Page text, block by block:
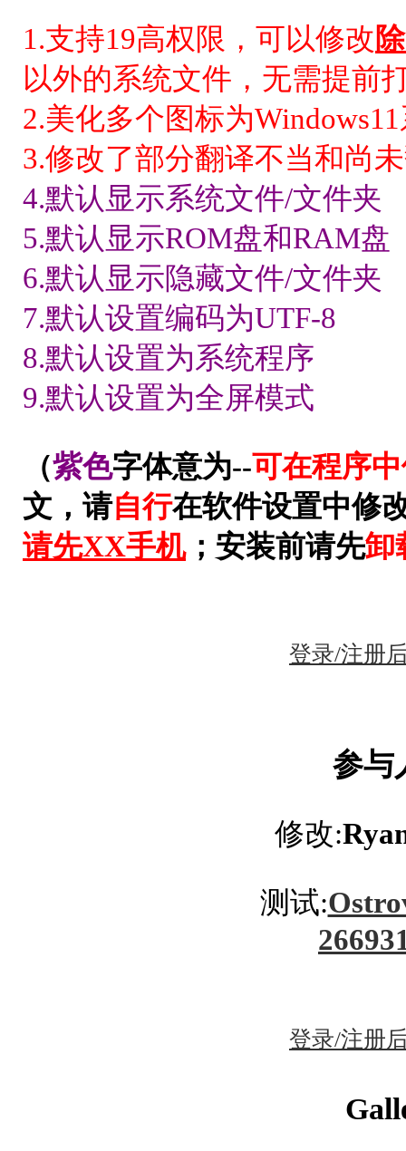
1.支持19高权限，可以修改
以外的系统文件，无需提前
2.美化多个图标为
3.修改了部分翻译不当和尚
4.默认显示系统文件/文件夹
5.默认显示ROM盘和RAM盘
6.默认显示隐藏文件/文件夹
7.默认设置编码为UTF-8
8.默认设置为系统程序
9.默认设置为全屏模式
（紫色字体意为--可在程序
文，请自行在软件设置中修
请先XX手机；安装前请先卸
登录/注册
参与
修改:
测试:
登录/注册